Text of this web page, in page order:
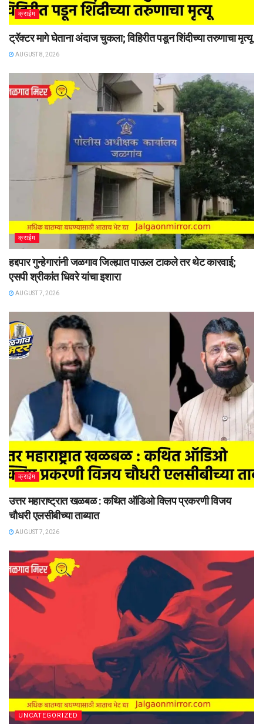
क्राईम
ट्रॅक्टर मागे घेताना अंदाज चुकला; विहिरीत पडून शिंदीच्या तरुणाचा मृत्यू
AUGUST 8, 2026
क्राईम
हद्दपार गुन्हेगारांनी जळगाव जिल्ह्यात पाऊल टाकले तर थेट कारवाई;
एसपी श्रीकांत धिवरे यांचा इशारा
AUGUST 7, 2026
क्राईम
उत्तर महाराष्ट्रात खळबळ : कथित ऑडिओ क्लिप प्रकरणी विजय
चौधरी एलसीबीच्या ताब्यात
AUGUST 7, 2026
UNCATEGORIZED